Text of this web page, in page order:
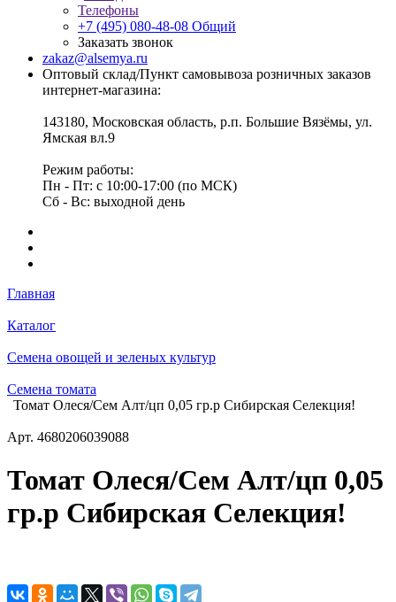
Телефоны
+7 (495) 080-48-08 Общий
Заказать звонок
zakaz@alsemya.ru
Оптовый склад/Пункт самовывоза розничных заказов
интернет-магазина:
143180, Московская область, р.п. Большие Вязёмы, ул.
Ямская вл.9
Режим работы:
Пн - Пт: с 10:00-17:00 (по МСК)
Сб - Вс: выходной день
Главная
Каталог
Семена овощей и зеленых культур
Семена томата
Томат Олеся/Сем Алт/цп 0,05 гр.р Сибирская Селекция!
Арт. 4680206039088
Томат Олеся/Сем Алт/цп 0,05
гр.р Сибирская Селекция!